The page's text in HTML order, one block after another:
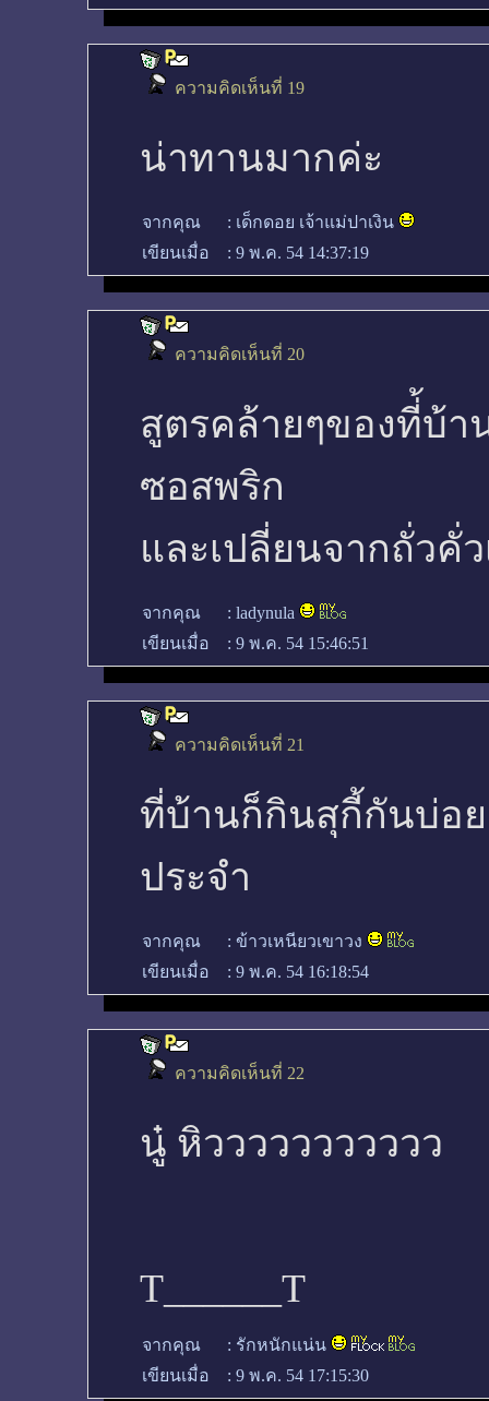
ความคิดเห็นที่ 19
น่าทานมากค่ะ
จากคุณ : เด็กดอย เจ้าแม่ปาเงิน
เขียนเมื่อ
: 9 พ.ค. 54 14:37:19
ความคิดเห็นที่ 20
สูตรคล้ายๆของที่้บ้
ซอสพริก
และเปลี่ยนจากถั่วคั่
จากคุณ : ladynula
เขียนเมื่อ
: 9 พ.ค. 54 15:46:51
ความคิดเห็นที่ 21
ที่บ้านก็กินสุกี้กันบ่อ
ประจำ
จากคุณ : ข้าวเหนียวเขาวง
เขียนเมื่อ
: 9 พ.ค. 54 16:18:54
ความคิดเห็นที่ 22
นู๋ หิววววววววววว
T______T
จากคุณ : รักหนักแน่น
เขียนเมื่อ
: 9 พ.ค. 54 17:15:30